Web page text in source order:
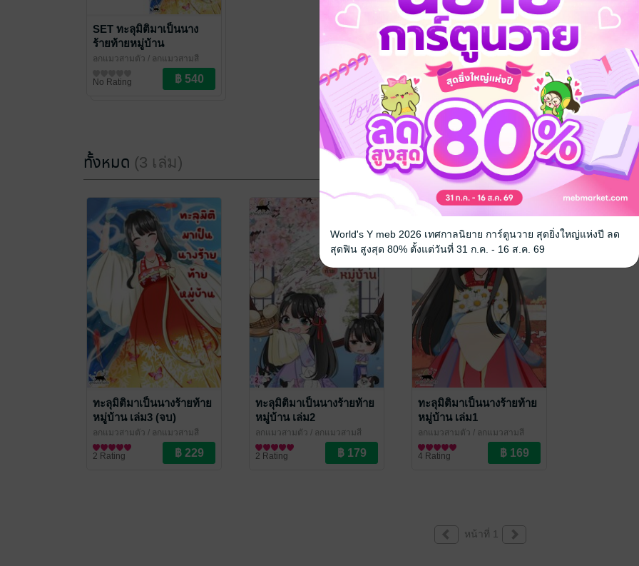
SET ทะลุมิติมาเป็นนาง
ร้ายท้ายหมู่บ้าน
ลูกแมวสามตัว / ลูกแมวสามสี
No Rating
ทั้งหมด (3 เล่ม)
ทะลุมิติมาเป็นนางร้ายท้าย
หมู่บ้าน เล่ม3 (จบ)
ลูกแมวสามตัว / ลูกแมวสามสี
นิยายรักจีนโบราณ
2 Rating
ทะลุมิติมาเป็นนางร้ายท้าย
หมู่บ้าน เล่ม2
ลูกแมวสามตัว / ลูกแมวสามสี
นิยายรักจีนโบราณ
2 Rating
ทะลุมิติมาเป็นนางร้ายท้าย
หมู่บ้าน เล่ม1
ลูกแมวสามตัว / ลูกแมวสามสี
นิยายรักจีนโบราณ
4 Rating
หน้าที่ 1
World's Y meb 2026 เทศกาลนิยาย การ์ตูนวาย สุดยิ่งใหญ่แห่งปี ลด
สุดฟิน สูงสุด 80% ตั้งแต่วันที่ 31 ก.ค. - 16 ส.ค. 69